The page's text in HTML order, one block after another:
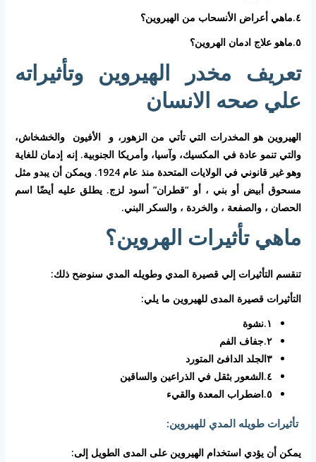
٤.ماهي أعراض الأنسحاب من الهيروين؟
٥.ماهو علاج ادمان الهروين؟
تعريف مخدر الهيروين وتأثيراته
علي صحه الانسان
الهيروين هو المخدرات التي تأتي من الزهور، و الأفيون والخشخاش،
والتي تنمو عادة في المكسيك، وآسيا، وأمريكا الجنوبية. إنه إدمان للغاية
وهو غير قانوني في الولايات المتحدة منذ عام 1924. ويمكن أن يبدو مثل
مسحوق أبيض أو بني ، أو “قطران” أسود لزج. يطلق عليه أيضًا اسم
الحصان ، والصفعة ، والخردة ، والسكر البني.
ماهي تأثيرات الهروين؟
تنقسم التأثيرات إلي قصيرة المدي وطويله المدي سنوضح ذلك:
التأثيرات قصيرة المدى للهيروين ما يلي:
١.نشوة
٢.جفاف الفم
٣الجلد الدافئ المتورد
٤.الشعور بثقل في الذراعين والساقين
٥.اضطراب المعدة والقيء
تأثيرات طويله المدي للهيروين:
يمكن أن يؤدي استخدام الهيروين على المدى الطويل إلى: